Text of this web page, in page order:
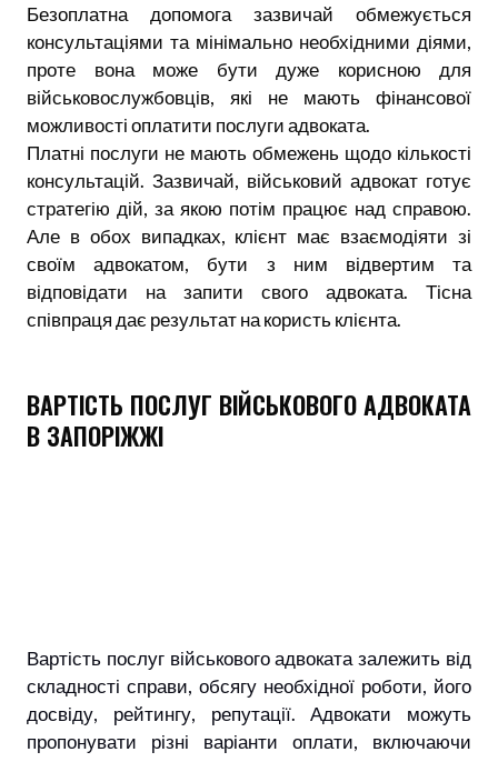
Безоплатна допомога зазвичай обмежується
консультаціями та мінімально необхідними діями,
проте вона може бути дуже корисною для
військовослужбовців, які не мають фінансової
можливості оплатити послуги адвоката.
Платні послуги не мають обмежень щодо кількості
консультацій. Зазвичай, військовий адвокат готує
стратегію дій, за якою потім працює над справою.
Але в обох випадках, клієнт має взаємодіяти зі
своїм адвокатом, бути з ним відвертим та
відповідати на запити свого адвоката. Тісна
співпраця дає результат на користь клієнта.
ВАРТІСТЬ ПОСЛУГ ВІЙСЬКОВОГО АДВОКАТА
В ЗАПОРІЖЖІ
Вартість послуг військового адвоката залежить від
складності справи, обсягу необхідної роботи, його
досвіду, рейтингу, репутації. Адвокати можуть
пропонувати різні варіанти оплати, включаючи